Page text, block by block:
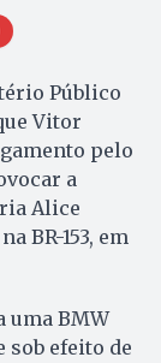
Público
Vitor
pelo
a
Alice
BR-153, em
uma BMW
sob efeito de